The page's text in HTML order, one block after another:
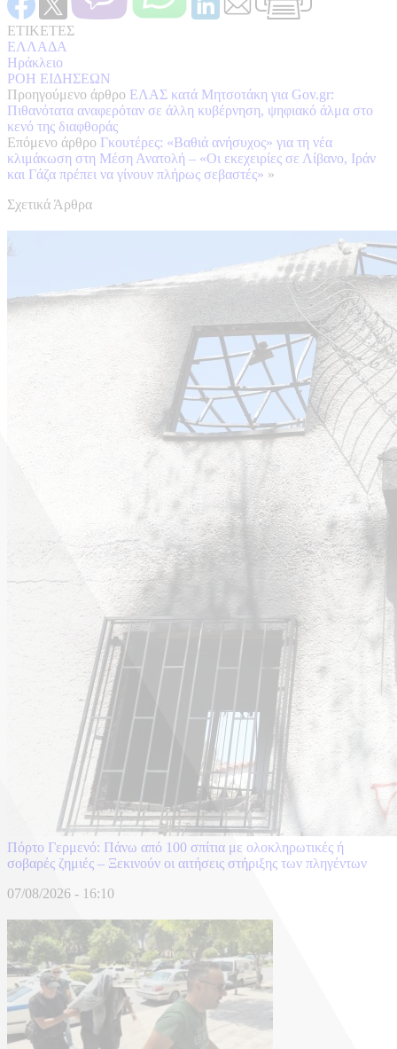
ΕΤΙΚΕΤΕΣ
ΕΛΛΑΔΑ
Ηράκλειο
ΡΟΗ ΕΙΔΗΣΕΩΝ
Προηγούμενο άρθρο ΕΛΑΣ κατά Μητσοτάκη για Gov.gr:
Πιθανότατα αναφερόταν σε άλλη κυβέρνηση, ψηφιακό άλμα στο
κενό της διαφθοράς
Επόμενο άρθρο Γκουτέρες: «Βαθιά ανήσυχος» για τη νέα
κλιμάκωση στη Μέση Ανατολή – «Οι εκεχειρίες σε Λίβανο, Ιράν
και Γάζα πρέπει να γίνουν πλήρως σεβαστές» »
Σχετικά Άρθρα
Πόρτο Γερμενό: Πάνω από 100 σπίτια με ολοκληρωτικές ή
σοβαρές ζημιές – Ξεκινούν οι αιτήσεις στήριξης των πληγέντων
07/08/2026 - 16:10